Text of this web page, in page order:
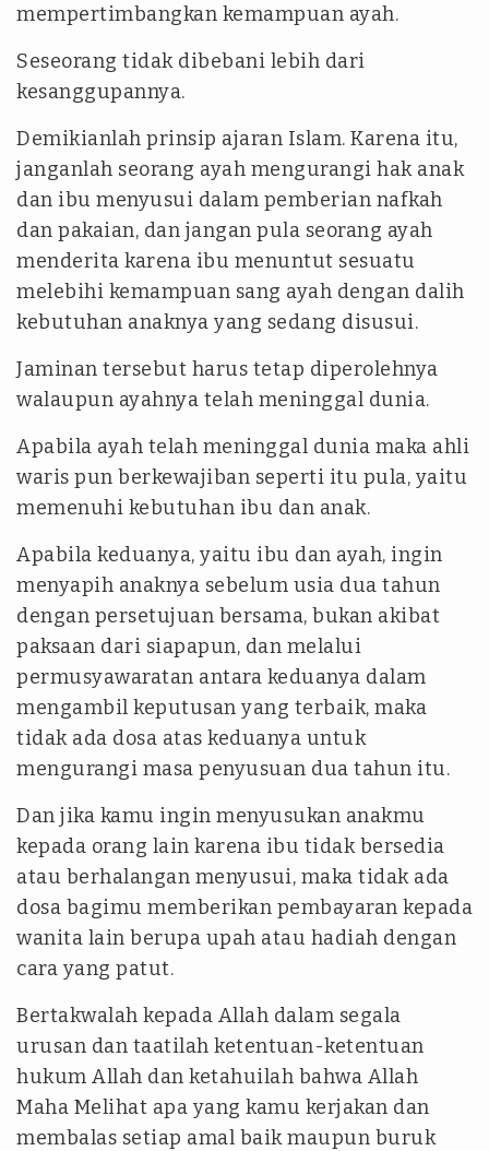
mempertimbangkan kemampuan ayah.
Seseorang tidak dibebani lebih dari
kesanggupannya.
Demikianlah prinsip ajaran Islam. Karena itu,
janganlah seorang ayah mengurangi hak anak
dan ibu menyusui dalam pemberian nafkah
dan pakaian, dan jangan pula seorang ayah
menderita karena ibu menuntut sesuatu
melebihi kemampuan sang ayah dengan dalih
kebutuhan anaknya yang sedang disusui.
Jaminan tersebut harus tetap diperolehnya
walaupun ayahnya telah meninggal dunia.
Apabila ayah telah meninggal dunia maka ahli
waris pun berkewajiban seperti itu pula, yaitu
memenuhi kebutuhan ibu dan anak.
Apabila keduanya, yaitu ibu dan ayah, ingin
menyapih anaknya sebelum usia dua tahun
dengan persetujuan bersama, bukan akibat
paksaan dari siapapun, dan melalui
permusyawaratan antara keduanya dalam
mengambil keputusan yang terbaik, maka
tidak ada dosa atas keduanya untuk
mengurangi masa penyusuan dua tahun itu.
Dan jika kamu ingin menyusukan anakmu
kepada orang lain karena ibu tidak bersedia
atau berhalangan menyusui, maka tidak ada
dosa bagimu memberikan pembayaran kepada
wanita lain berupa upah atau hadiah dengan
cara yang patut.
Bertakwalah kepada Allah dalam segala
urusan dan taatilah ketentuan-ketentuan
hukum Allah dan ketahuilah bahwa Allah
Maha Melihat apa yang kamu kerjakan dan
membalas setiap amal baik maupun buruk